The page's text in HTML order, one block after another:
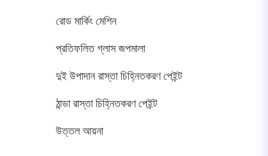
রোড মার্কিং মেশিন
প্রতিফলিত গ্লাস জপমালা
দুই উপাদান রাস্তা চিহ্নিতকরণ পেইন্ট
ঠান্ডা রাস্তা চিহ্নিতকরণ পেইন্ট
উত্তল আয়না